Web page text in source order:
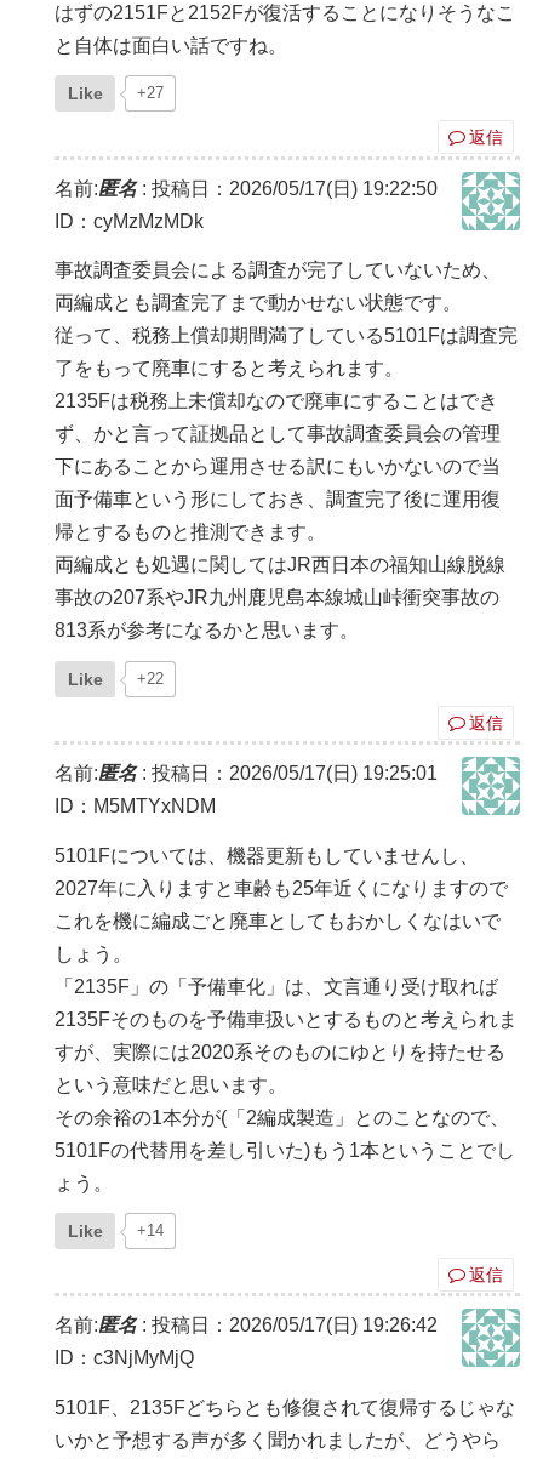
はずの2151Fと2152Fが復活することになりそうなこ
と自体は面白い話ですね。
Like +27
返信
名前:匿名: 投稿日：2026/05/17(日) 19:22:50
ID：cyMzMzMDk
事故調査委員会による調査が完了していないため、
両編成とも調査完了まで動かせない状態です。
従って、税務上償却期間満了している5101Fは調査完
了をもって廃車にすると考えられます。
2135Fは税務上未償却なので廃車にすることはでき
ず、かと言って証拠品として事故調査委員会の管理
下にあることから運用させる訳にもいかないので当
面予備車という形にしておき、調査完了後に運用復
帰とするものと推測できます。
両編成とも処遇に関してはJR西日本の福知山線脱線
事故の207系やJR九州鹿児島本線城山峠衝突事故の
813系が参考になるかと思います。
Like +22
返信
名前:匿名: 投稿日：2026/05/17(日) 19:25:01
ID：M5MTYxNDM
5101Fについては、機器更新もしていませんし、
2027年に入りますと車齢も25年近くになりますので
これを機に編成ごと廃車としてもおかしくなはいで
しょう。
「2135F」の「予備車化」は、文言通り受け取れば
2135Fそのものを予備車扱いとするものと考えられま
すが、実際には2020系そのものにゆとりを持たせる
という意味だと思います。
その余裕の1本分が(「2編成製造」とのことなので、
5101Fの代替用を差し引いた)もう1本ということでし
ょう。
Like +14
返信
名前:匿名: 投稿日：2026/05/17(日) 19:26:42
ID：c3NjMyMjQ
5101F、2135Fどちらとも修復されて復帰するじゃな
いかと予想する声が多く聞かれましたが、どうやら